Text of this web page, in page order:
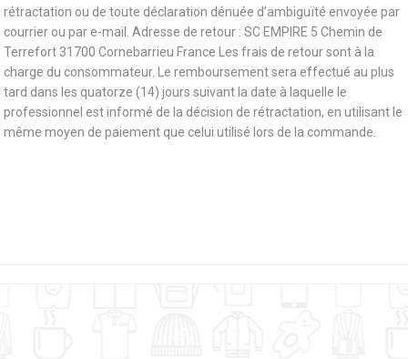
rétractation ou de toute déclaration dénuée d’ambiguïté envoyée par
courrier ou par e-mail. Adresse de retour : SC EMPIRE 5 Chemin de
Terrefort 31700 Cornebarrieu France Les frais de retour sont à la
charge du consommateur. Le remboursement sera effectué au plus
tard dans les quatorze (14) jours suivant la date à laquelle le
professionnel est informé de la décision de rétractation, en utilisant le
même moyen de paiement que celui utilisé lors de la commande.